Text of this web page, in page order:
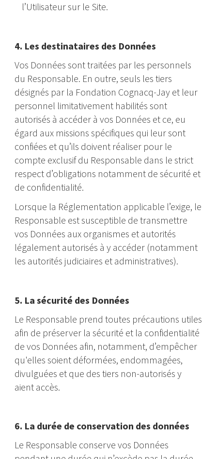
l’Utilisateur sur le Site.
4. Les destinataires des Données
Vos Données sont traitées par les personnels
du Responsable. En outre, seuls les tiers
désignés par la Fondation Cognacq-Jay et leur
personnel limitativement habilités sont
autorisés à accéder à vos Données et ce, eu
égard aux missions spécifiques qui leur sont
confiées et qu’ils doivent réaliser pour le
compte exclusif du Responsable dans le strict
respect d’obligations notamment de sécurité et
de confidentialité.
Lorsque la Réglementation applicable l’exige, le
Responsable est susceptible de transmettre
vos Données aux organismes et autorités
légalement autorisés à y accéder (notamment
les autorités judiciaires et administratives).
5. La sécurité des Données
Le Responsable prend toutes précautions utiles
afin de préserver la sécurité et la confidentialité
de vos Données afin, notamment, d’empêcher
qu'elles soient déformées, endommagées,
divulguées et que des tiers non-autorisés y
aient accès.
6. La durée de conservation des données
Le Responsable conserve vos Données